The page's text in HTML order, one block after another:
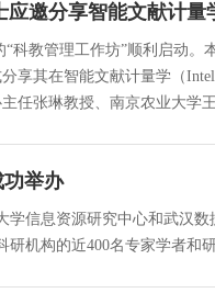
应邀分享智能文献计量
科教管理工作坊”顺利启动
享其在智能文献计量学（
任张琳教授、南京农业大学
举办
学信息资源研究中心和武汉
机构的近400名专家学者和